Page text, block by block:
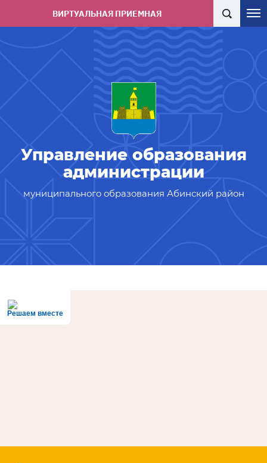
ВИРТУАЛЬНАЯ ПРИЕМНАЯ
Управление образования
администрации
муниципального образования Абинский район
Решаем вместе